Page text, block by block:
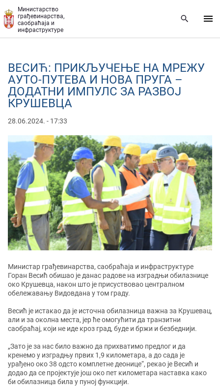
Министарство
грађевинарства,
саобраћаја и
инфраструктуре
ВЕСИЋ: ПРИКЉУЧЕЊЕ НА МРЕЖУ
АУТО-ПУТЕВА И НОВА ПРУГА –
ДОДАТНИ ИМПУЛС ЗА РАЗВОЈ
КРУШЕВЦА
28.06.2024. - 17:33
Министар грађевинарства, саобраћаја и инфраструктуре
Горан Весић обишао је данас радове на изградњи обилазнице
око Крушевца, након што је присуствовао централном
обележавању Видовдана у том граду.
Весић је истакао да је источна обилазница важна за Крушевац,
али и за околна места, јер ће омогућити да транзитни
саобраћај, који не иде кроз град, буде и бржи и безбеднији.
„Зато је за нас било важно да прихватимо предлог и да
кренемо у изградњу првих 1,9 километара, а до сада је
урађено око 38 одсто комплетне деонице“, рекао је Весић и
додао да се пројектује још око пет километара наставка како
би обилазница била у пуној функцији.